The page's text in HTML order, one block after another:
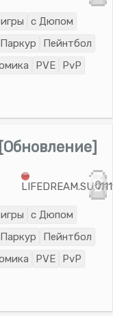
с Дюпом
Паркур
Пейнтбол
PVE
PvP
0
с Дюпом
Паркур
Пейнтбол
PVE
PvP